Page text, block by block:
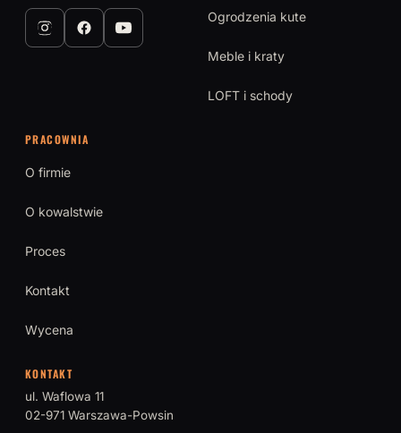
Ogrodzenia kute
Meble i kraty
LOFT i schody
PRACOWNIA
O firmie
O kowalstwie
Proces
Kontakt
Wycena
KONTAKT
ul. Waflowa 11
02-971 Warszawa-Powsin